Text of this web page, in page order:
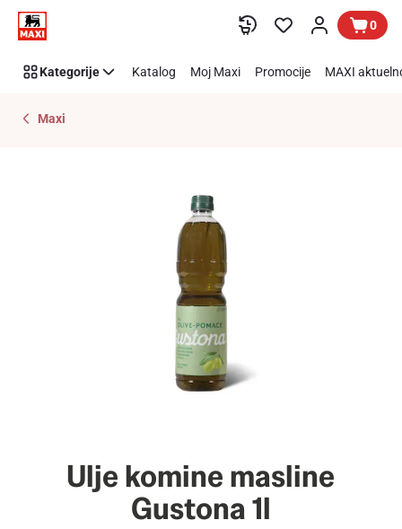
Preskoči link 0
Kategorije Katalog Moj Maxi Promocije MAXI
Maxi
Ulje komine masline
Gustona 1l